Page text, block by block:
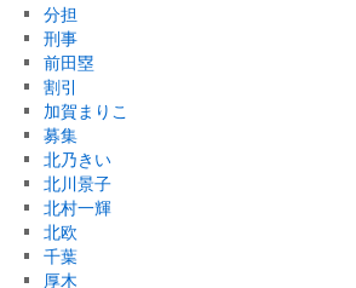
分担
刑事
前田塁
割引
加賀まりこ
募集
北乃きい
北川景子
北村一輝
北欧
千葉
厚木